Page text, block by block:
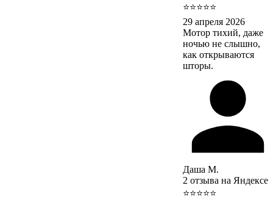
⭐⭐⭐⭐⭐
29 апреля 2026
Мотор тихий, даже
ночью не слышно,
как открываются
шторы.
Даша М.
2 отзыва на Яндексе
⭐⭐⭐⭐⭐